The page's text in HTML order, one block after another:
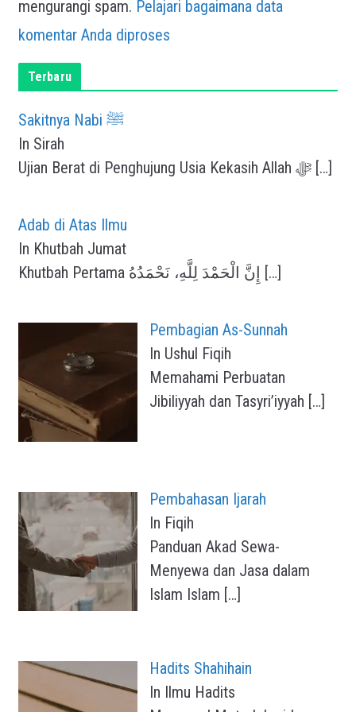
mengurangi spam. Pelajari bagaimana data
komentar Anda diproses
Terbaru
Sakitnya Nabi ﷺ
In Sirah
Ujian Berat di Penghujung Usia Kekasih Allah ﷻ […]
Adab di Atas Ilmu
In Khutbah Jumat
[…]
Pembagian As-Sunnah
In Ushul Fiqih
Memahami Perbuatan
Jibiliyyah dan Tasyri’iyyah […]
Pembahasan Ijarah
In Fiqih
Panduan Akad Sewa-
Menyewa dan Jasa dalam
Islam Islam […]
Hadits Shahihain
In Ilmu Hadits